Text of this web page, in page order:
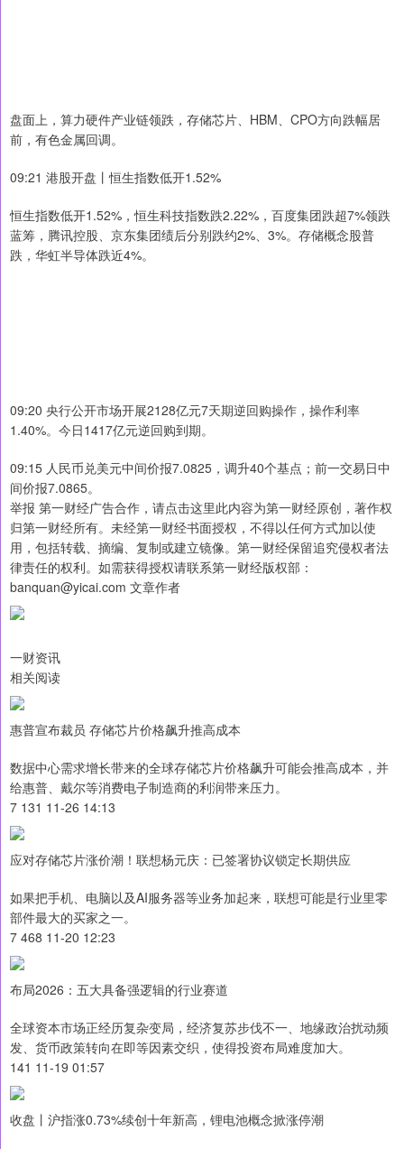
盘面上，算力硬件产业链领跌，存储芯片、HBM、CPO方向跌幅居
前，有色金属回调。
09:21 港股开盘丨恒生指数低开1.52%
恒生指数低开1.52%，恒生科技指数跌2.22%，百度集团跌超7%领跌
蓝筹，腾讯控股、京东集团绩后分别跌约2%、3%。存储概念股普
跌，华虹半导体跌近4%。
09:20 央行公开市场开展2128亿元7天期逆回购操作，操作利率
1.40%。今日1417亿元逆回购到期。
09:15 人民币兑美元中间价报7.0825，调升40个基点；前一交易日中
间价报7.0865。
举报 第一财经广告合作，请点击这里此内容为第一财经原创，著作权
归第一财经所有。未经第一财经书面授权，不得以任何方式加以使
用，包括转载、摘编、复制或建立镜像。第一财经保留追究侵权者法
律责任的权利。如需获得授权请联系第一财经版权部：
banquan@yicai.com 文章作者
一财资讯
相关阅读
惠普宣布裁员 存储芯片价格飙升推高成本
数据中心需求增长带来的全球存储芯片价格飙升可能会推高成本，并
给惠普、戴尔等消费电子制造商的利润带来压力。
7 131 11-26 14:13
应对存储芯片涨价潮！联想杨元庆：已签署协议锁定长期供应
如果把手机、电脑以及AI服务器等业务加起来，联想可能是行业里零
部件最大的买家之一。
7 468 11-20 12:23
布局2026：五大具备强逻辑的行业赛道
全球资本市场正经历复杂变局，经济复苏步伐不一、地缘政治扰动频
发、货币政策转向在即等因素交织，使得投资布局难度加大。
141 11-19 01:57
收盘丨沪指涨0.73%续创十年新高，锂电池概念掀涨停潮